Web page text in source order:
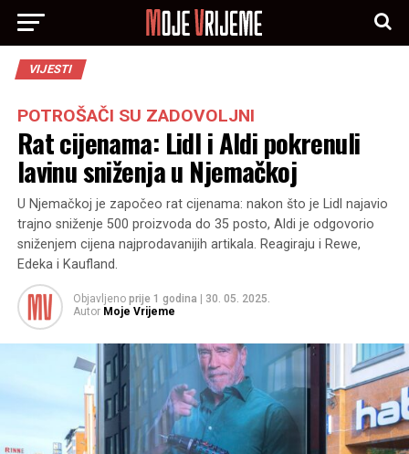
VIJESTI
POTROŠAČI SU ZADOVOLJNI
Rat cijenama: Lidl i Aldi pokrenuli
lavinu sniženja u Njemačkoj
U Njemačkoj je započeo rat cijenama: nakon što je Lidl najavio
trajno sniženje 500 proizvoda do 35 posto, Aldi je odgovorio
sniženjem cijena najprodavanijih artikala. Reagiraju i Rewe,
Edeka i Kaufland.
Objavljeno prije 1 godina
30. 05. 2025.
Autor Moje Vrijeme